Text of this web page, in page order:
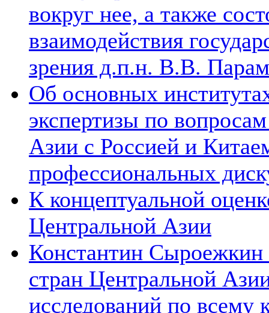
вокруг нее, а также
взаимодействия
зрения д.п.н. В.В.
Об основных
экспертизы по
Азии с Россией и
профессиональных
К концептуальной
Центральной Азии
Константин Сыроежкин
стран Центральной
исследований по всему